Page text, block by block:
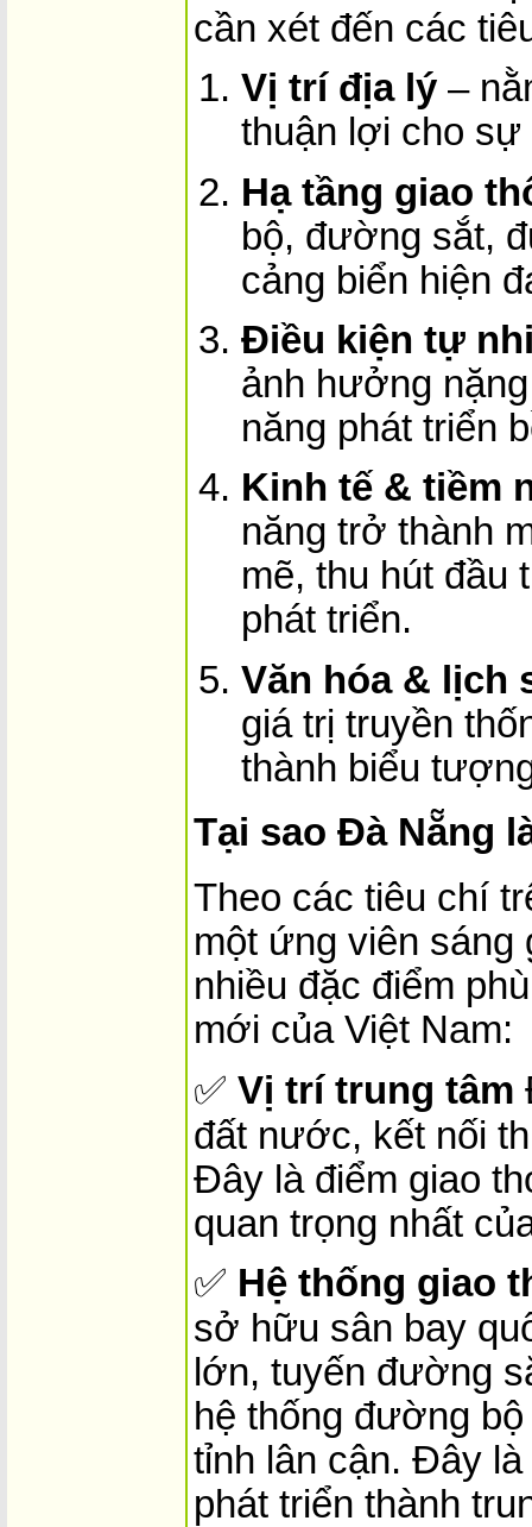
cần xét đến các
Vị trí địa lý –
thuận lợi cho sự
Hạ tầng giao
bộ, đường sắt,
cảng biển hiện
Điều kiện tự
ảnh hưởng
năng phát triển
Kinh tế & tiềm
năng trở thành
mẽ, thu hút đầu
phát triển.
Văn hóa & lịch
giá trị truyền
thành biểu
Tại sao Đà Nẵng
Theo các tiêu chí
một ứng viên sáng
nhiều đặc điểm
mới của Việt Nam:
✅ Vị trí trung tâm
đất nước, kết nối
Đây là điểm giao
quan trọng nhất
✅ Hệ thống giao
sở hữu sân bay
lớn, tuyến đường
hệ thống đường
tỉnh lân cận. Đây
phát triển thành